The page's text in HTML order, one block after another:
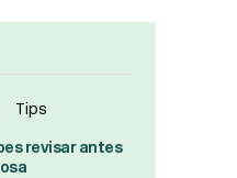
Tips
revisar antes